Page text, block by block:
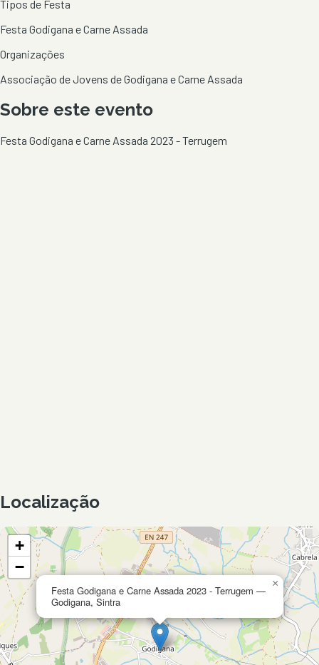
Tipos de Festa
Festa Godigana e Carne Assada
Organizações
Associação de Jovens de Godigana e Carne Assada
Sobre este evento
Festa Godigana e Carne Assada 2023 - Terrugem
Localização
Festa Godigana e Carne Assada 2023 - Terrugem —
Godigana, Sintra
×
+
−